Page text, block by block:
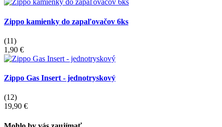
Zippo kamienky do zapaľovačov 6ks
(11)
1,90 €
Zippo Gas Insert - jednotryskový
(12)
19,90 €